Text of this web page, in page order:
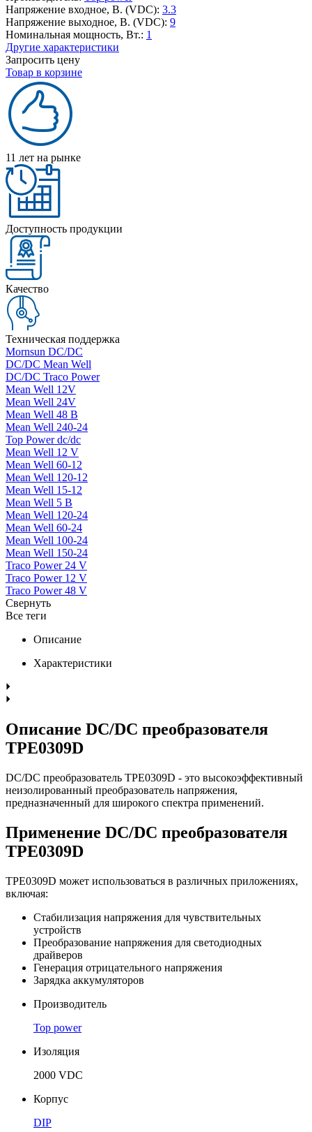
Напряжение входное, В. (VDC): 3.3
Напряжение выходное, В. (VDC): 9
Номинальная мощность, Вт.: 1
Другие характеристики
Запросить цену
Товар в корзине
11 лет на рынке
Доступность продукции
Качество
Техническая поддержка
Mornsun DC/DC
DC/DC Mean Well
DC/DC Traco Power
Mean Well 12V
Mean Well 24V
Mean Well 48 В
Mean Well 240-24
Top Power dc/dc
Mean Well 12 V
Mean Well 60-12
Mean Well 120-12
Mean Well 15-12
Mean Well 5 В
Mean Well 120-24
Mean Well 60-24
Mean Well 100-24
Mean Well 150-24
Traco Power 24 V
Traco Power 12 V
Traco Power 48 V
Свернуть
Все теги
Описание
Характеристики
Описание DC/DC преобразователя
TPE0309D
DC/DC преобразователь TPE0309D - это высокоэффективный
неизолированный преобразователь напряжения,
предназначенный для широкого спектра применений.
Применение DC/DC преобразователя
TPE0309D
TPE0309D может использоваться в различных приложениях,
включая:
Стабилизация напряжения для чувствительных
устройств
Преобразование напряжения для светодиодных
драйверов
Генерация отрицательного напряжения
Зарядка аккумуляторов
Производитель
Top power
Изоляция
2000 VDC
Корпус
DIP